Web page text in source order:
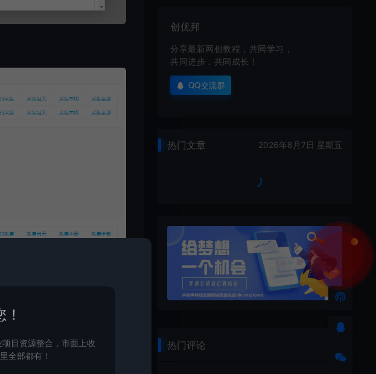
创优邦
分享最新网创教程，共同学习，
共同进步，共同成长！
QQ交流群
热门文章 2026年8月7日 星期五
热门评论
目资源整合，市面上收
全部都有！